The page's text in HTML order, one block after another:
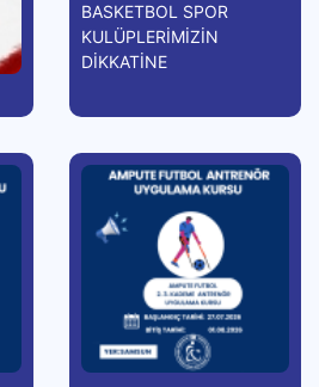
BASKETBOL SPOR
KULÜPLERİMİZİN
DİKKATİNE